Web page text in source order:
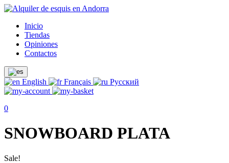
Inicio
Tiendas
Opiniones
Contactos
English Français Русский
0
SNOWBOARD PLATA
Sale!